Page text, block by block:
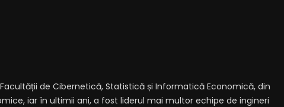
de Cibernetică, Statistică și Informatică Economică, din
iar în ultimii ani, a fost liderul mai multor echipe de ingineri